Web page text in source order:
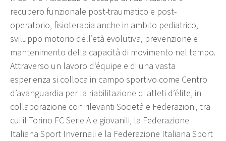
recupero funzionale post-traumatico e post-
operatorio, fisioterapia anche in ambito pediatrico,
sviluppo motorio dell’età evolutiva, prevenzione e
mantenimento della capacità di movimento nel tempo.
Attraverso un lavoro d‘équipe e di una vasta
esperienza si colloca in campo sportivo come Centro
d’avanguardia per la riabilitazione di atleti d’élite, in
collaborazione con rilevanti Società e Federazioni, tra
cui il Torino FC Serie A e giovanili, la Federazione
Italiana Sport Invernali e la Federazione Italiana Sport